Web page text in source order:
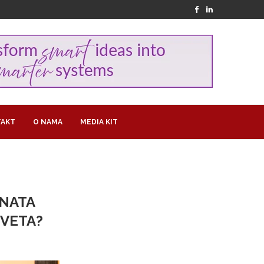
O NAMA MEDIA KIT